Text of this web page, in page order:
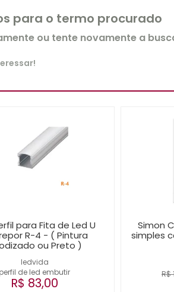
para o termo procurado
ou tente novamente a
ledvida
perfil de led embutir
para Fita de Led U
R-4 - ( Pintura
ou Preto )
R$ 83,00
Simon
simples
R$